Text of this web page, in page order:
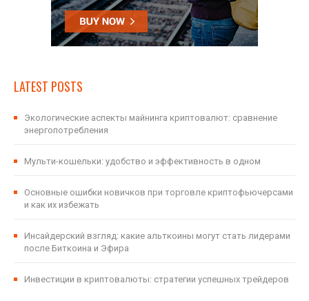
LATEST POSTS
Экологические аспекты майнинга криптовалют: сравнение
энергопотребления
Мульти-кошельки: удобство и эффективность в одном
Основные ошибки новичков при торговле криптофьючерсами
и как их избежать
Инсайдерский взгляд: какие альткоины могут стать лидерами
после Биткоина и Эфира
Инвестиции в криптовалюты: стратегии успешных трейдеров